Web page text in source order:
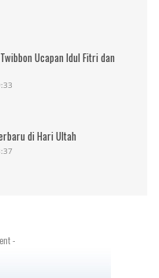
Ucapan Idul Fitri dan
di Hari Ultah
-